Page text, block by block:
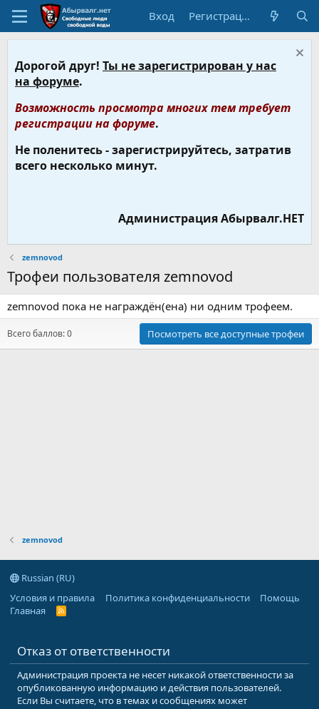
Вход Регистрация
Дорогой друг! Ты не зарегистрирован у нас
на форуме.
Возможность просмотра многих тем требует
регистрации на форуме.
Не поленитесь - зарегистрируйтесь, затратив
всего несколько минут.
Администрация Абырвалг.НЕТ
zemnovod
Трофеи пользователя zemnovod
zemnovod пока не награждён(ена) ни одним трофеем.
Всего баллов: 0 Посмотреть все доступные трофеи
zemnovod
Russian (RU)
Условия и правила
Политика конфиденциальности
Помощь
Главная
R
Отказ от ответственности
Администрация проекта не несет никакой ответственности за
опубликованную информацию и действия пользователей.
Если Вы считаете, что в темах и сообщениях может